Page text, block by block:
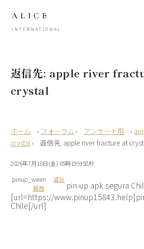
ALICE
INTERNATIONAL
返信先: apple river
crystal
› フォーラム › アンケート用 ›
crystal› 返信先: apple river fracture at
2026年7月10日(金) 05時19分58秒
pinup_ween
違反
報告
pin-up apk segura
[url=https://
Chile[/url]